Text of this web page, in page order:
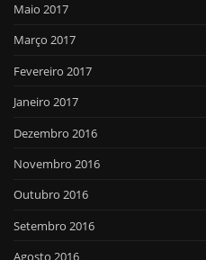
Maio 2017
Março 2017
Fevereiro 2017
Janeiro 2017
Dezembro 2016
Novembro 2016
Outubro 2016
Setembro 2016
Agosto 2016